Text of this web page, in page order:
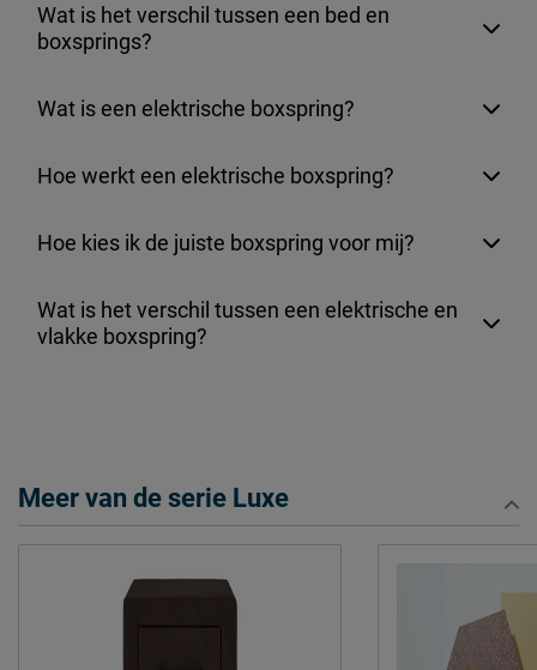
Wat is het verschil tussen een bed en
boxsprings?
Wat is een elektrische boxspring?
Hoe werkt een elektrische boxspring?
Hoe kies ik de juiste boxspring voor mij?
Wat is het verschil tussen een elektrische en
vlakke boxspring?
Meer van de serie Luxe